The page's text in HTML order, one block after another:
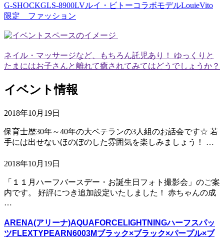
G-SHOCKGLS-8900LVルイ・ビトーコラボモデルLouieVito
限定 ファッション
ネイル・マッサージなど、もちろん託児あり！ ゆっくりと
たまにはお子さんと離れて癒されてみてはどうでしょうか？
イベント情報
2018年10月19日
保育士歴30年～40年の大ベテランの3人組のお話会です☆ 若
手には出せないほのぼのした雰囲気を楽しみましょう！ …
2018年10月19日
「１１月ハーフバースデー・お誕生日フォト撮影会」のご案
内です。 好評につき追加設定いたしました！ 赤ちゃんの成
…
ARENA(アリーナ)AQUAFORCELIGHTNINGハーフスパッ
ツFLEXTYPEARN6003Mブラック×ブラック×パープル×ブ